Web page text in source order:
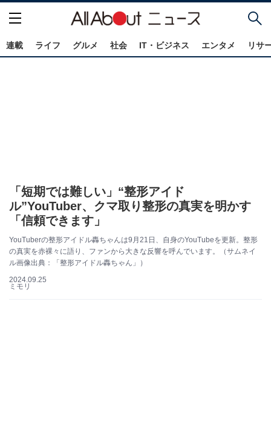
連載 ライフ グルメ 社会 IT・ビジネス エンタメ リサ
「短期では難しい」“整形アイド
ル”YouTuber、クマ取り整形の真実を明かす
「信頼できます」
YouTuberの整形アイドル轟ちゃんは9月21日、自身のYouTubeを更新。整形
の真実を赤裸々に語り、ファンから大きな反響を呼んでいます。（サムネイ
ル画像出典：「整形アイドル轟ちゃん」）
2024.09.25
ミモリ